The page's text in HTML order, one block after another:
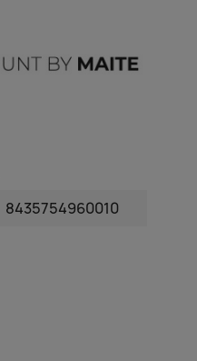
8435754960010